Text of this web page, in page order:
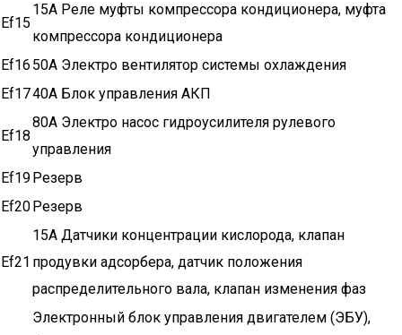
Ef15
15A Реле муфты компрессора кондиционера, муфта
компрессора кондиционера
Ef16 50A Электро вентилятор системы охлаждения
Ef1740A Блок управления АКП
Ef18
80A Электро насос гидроусилителя рулевого
управления
Ef19Резерв
Ef20Резерв
Ef21
15A Датчики концентрации кислорода, клапан
продувки адсорбера, датчик положения
распределительного вала, клапан изменения фаз
Электронный блок управления двигателем (ЭБУ),